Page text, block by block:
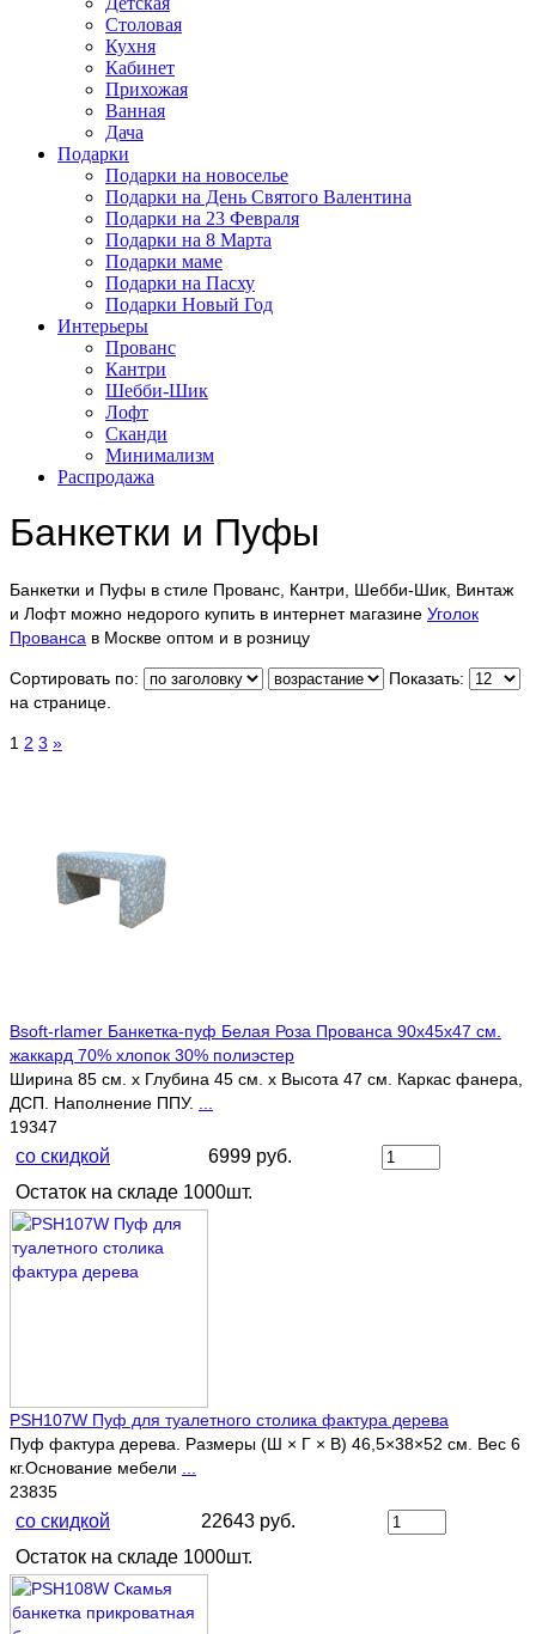
Столовая
Кухня
Кабинет
Прихожая
Ванная
Дача
Подарки
Подарки на новоселье
Подарки на День Святого Валентина
Подарки на 23 Февраля
Подарки на 8 Марта
Подарки маме
Подарки на Пасху
Подарки Новый Год
Интерьеры
Прованс
Кантри
Шебби-Шик
Лофт
Сканди
Минимализм
Распродажа
Банкетки и Пуфы
Банкетки и Пуфы в стиле Прованс, Кантри, Шебби-Шик, Винтаж
и Лофт можно недорого купить в интернет магазине Уголок
Прованса в Москве оптом и в розницу
Сортировать по:
Показать:
на странице.
1 2 3 »
Bsoft-rlamer Банкетка-пуф Белая Роза Прованса 90х45х47 см.
жаккард 70% хлопок 30% полиэстер
Ширина 85 см. х Глубина 45 см. х Высота 47 см. Каркас фанера,
ДСП. Наполнение ППУ. ...
19347
со скидкой
6999 руб.
Остаток на складе 1000шт.
PSH107W Пуф для туалетного столика фактура дерева
Пуф фактура дерева. Размеры (Ш × Г × В) 46,5×38×52 см. Вес 6
кг.Основание мебели ...
23835
со скидкой
22643 руб.
Остаток на складе 1000шт.